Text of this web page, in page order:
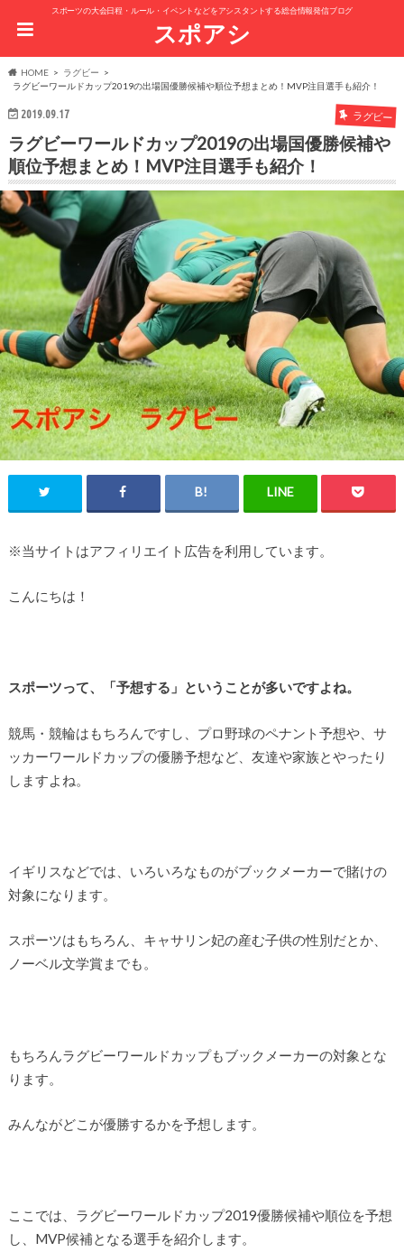
スポーツの大会日程・ルール・イベントなどをアシスタントする総合情報発信ブログ
スポアシ
HOME
ラグビー
ラグビーワールドカップ2019の出場国優勝候補や順位予想まとめ！MVP注目選手も紹介！
2019.09.17 ラグビー
ラグビーワールドカップ2019の出場国優勝候補や
順位予想まとめ！MVP注目選手も紹介！
※当サイトはアフィリエイト広告を利用しています。
こんにちは！
スポーツって、「予想する」ということが多いですよね。
競馬・競輪はもちろんですし、プロ野球のペナント予想や、サ
ッカーワールドカップの優勝予想など、友達や家族とやったり
しますよね。
イギリスなどでは、いろいろなものがブックメーカーで賭けの
対象になります。
スポーツはもちろん、キャサリン妃の産む子供の性別だとか、
ノーベル文学賞までも。
もちろんラグビーワールドカップもブックメーカーの対象とな
ります。
みんながどこが優勝するかを予想します。
ここでは、ラグビーワールドカップ2019優勝候補や順位を予想
し、MVP候補となる選手を紹介します。